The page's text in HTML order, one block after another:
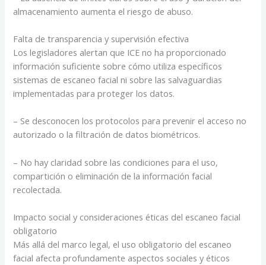
almacenamiento aumenta el riesgo de abuso.
Falta de transparencia y supervisión efectiva
Los legisladores alertan que ICE no ha proporcionado
información suficiente sobre cómo utiliza específicos
sistemas de escaneo facial ni sobre las salvaguardias
implementadas para proteger los datos.
– Se desconocen los protocolos para prevenir el acceso no
autorizado o la filtración de datos biométricos.
– No hay claridad sobre las condiciones para el uso,
compartición o eliminación de la información facial
recolectada.
Impacto social y consideraciones éticas del escaneo facial
obligatorio
Más allá del marco legal, el uso obligatorio del escaneo
facial afecta profundamente aspectos sociales y éticos